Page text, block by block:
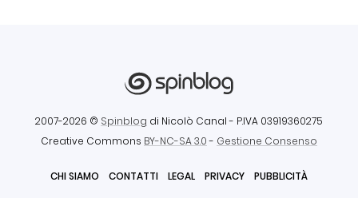
2007-2026 © Spinblog di Nicolò Canal - P.IVA 03919360275
Creative Commons BY-NC-SA 3.0- Gestione Consenso
CHI SIAMO CONTATTI LEGAL PRIVACY PUBBLICITÀ